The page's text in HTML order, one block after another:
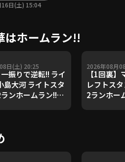
日(土) 15:04
はホームラン!!
日(土) 20:25
一振りで逆転!! ライ
島大河 ライトスタ
ンホームラン!!
2026年08月
【1回裏
レフトス
2ランホー